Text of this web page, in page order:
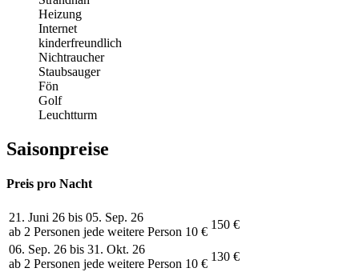
Heizung
Internet
kinderfreundlich
Nichtraucher
Staubsauger
Fön
Golf
Leuchtturm
Saisonpreise
Preis pro Nacht
21. Juni 26 bis 05. Sep. 26
ab 2 Personen jede weitere Person 10 €
150 €
06. Sep. 26 bis 31. Okt. 26
ab 2 Personen jede weitere Person 10 €
130 €